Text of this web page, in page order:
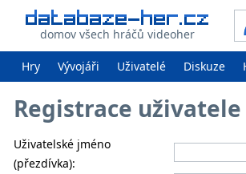
domov všech hráčů videoher
Hry Vývojáři Uživatelé Diskuze
Registrace uživatele
Uživatelské jméno
(přezdívka):